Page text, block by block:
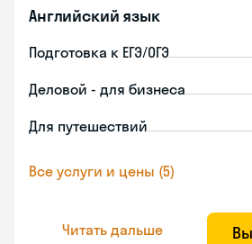
Английский язык
Подготовка к ЕГЭ/ОГЭ
Деловой - для бизнеса
Для путешествий
Все услуги и цены (5)
Читать дальше